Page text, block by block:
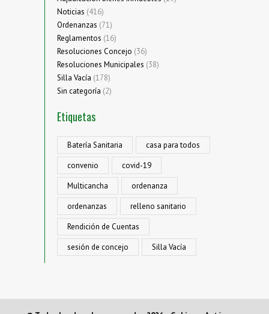
Noticias (416)
Ordenanzas (71)
Reglamentos (16)
Resoluciones Concejo (36)
Resoluciones Municipales (38)
Silla Vacía (178)
Sin categoría (2)
Etiquetas
Batería Sanitaria
casa para todos
convenio
covid-19
Multicancha
ordenanza
ordenanzas
relleno sanitario
Rendición de Cuentas
sesión de concejo
Silla Vacía